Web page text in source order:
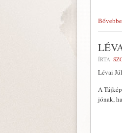
ÍRTA:
Lévai
A
jónak,